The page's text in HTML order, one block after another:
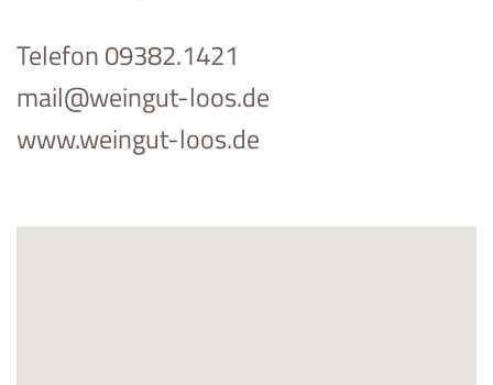
Telefon 09382.1421
mail@weingut-loos.de
www.weingut-loos.de